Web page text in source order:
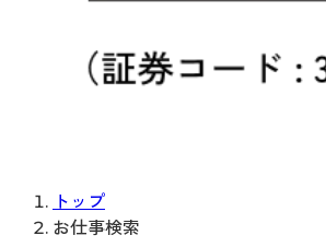
トップ
お仕事検索